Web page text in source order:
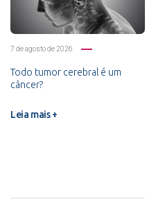
7 de agosto de 2026
Todo tumor cerebral é um
câncer?
Leia mais +